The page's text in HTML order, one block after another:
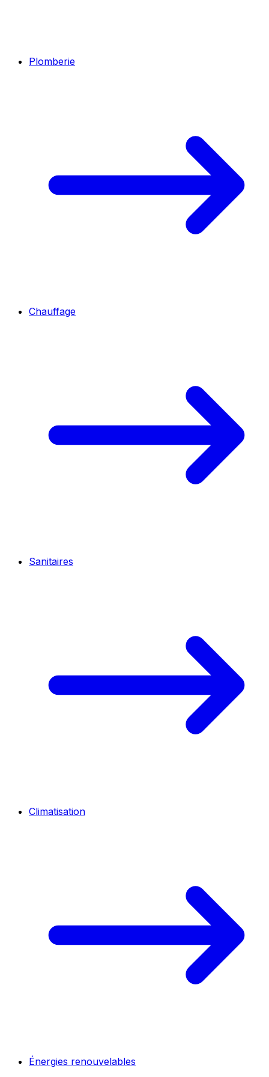
Plomberie
Chauffage
Sanitaires
Climatisation
Énergies renouvelables